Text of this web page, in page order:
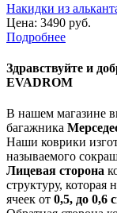
Накидки из
Цена: 3490 руб.
Подробнее
Здравствуйте и
EVADROM
В нашем магазине
багажника
Наши коврики
называемого
Лицевая сторона
структуру,
ячеек от 0,5, до 0,6